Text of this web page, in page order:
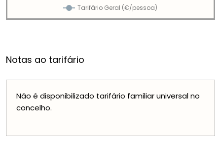
Tarifário Geral (€/pessoa)
Notas ao tarifário
Não é disponibilizado tarifário familiar universal no
concelho.